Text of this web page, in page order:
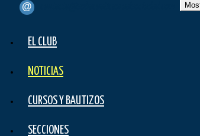
EL CLUB
NOTICIAS
CURSOS Y BAUTIZOS
SECCIONES